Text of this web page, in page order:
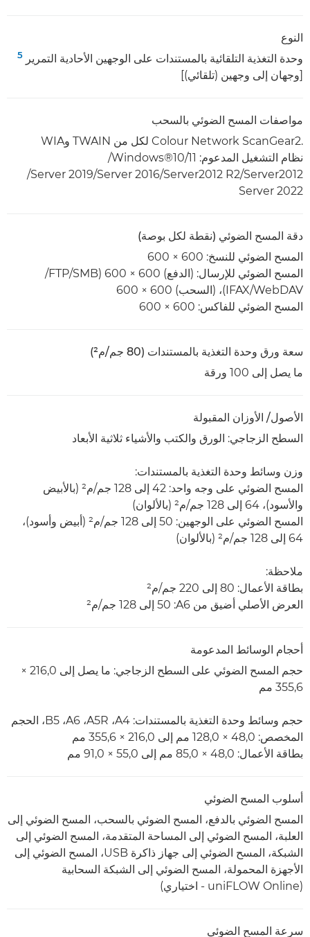
النوع
وحدة التغذية التلقائية بالمستندات على الوجهين الأحادية التمرير 5
[وجهان إلى وجهين (تلقائي)]
مواصفات المسح الضوئي بالسحب
Colour Network ScanGear2.‎ لكل من TWAIN وWIA
نظام التشغيل المدعوم: Windows®10/11/‏
Server2012‏/Server2012 R2‏/Server 2016/‏Server 2019/‏
Server 2022
دقة المسح الضوئي (نقطة لكل بوصة)
المسح الضوئي للنسخ: 600 × 600
المسح الضوئي للإرسال: (الدفع) 600 × 600 (SMB/‏FTP/‏
WebDAV/‏IFAX)، (السحب) 600 × 600
المسح الضوئي للفاكس: 600 × 600
سعة ورق وحدة التغذية بالمستندات (80 جم/م²)
ما يصل إلى 100 ورقة
الأصول/ الأوزان المقبولة
السطح الزجاجي: الورق والكتب والأشياء ثلاثية الأبعاد
وزن وسائط وحدة التغذية بالمستندات:
المسح الضوئي على وجه واحد: 42 إلى 128 جم/م² (بالأبيض
والأسود)، 64 إلى 128 جم/م² (بالألوان)
المسح الضوئي على الوجهين: 50 إلى 128 جم/م²‏ (أبيض وأسود)،
64 إلى 128 جم/م² (بالألوان)
ملاحظة:
بطاقة الأعمال: 80 إلى 220 جم/م²
العرض الأصلي أضيق من A6‏: 50 إلى 128 جم/م²
أحجام الوسائط المدعومة
حجم المسح الضوئي على السطح الزجاجي: ما يصل إلى 216,0 ×
حجم وسائط وحدة التغذية بالمستندات: A4،‏ A5R،‏ A6، ‏B5، الحجم
المخصص: 48,0 × 128,0 مم إلى 216,0 × 355,6 مم
بطاقة الأعمال: 48,0 × 85,0 مم إلى 55,0 ×‏ 91,0 مم
أسلوب المسح الضوئي
المسح الضوئي بالدفع، المسح الضوئي بالسحب، المسح الضوئي إلى
العلبة، المسح الضوئي إلى المساحة المتقدمة، المسح الضوئي إلى
الشبكة، المسح الضوئي إلى جهاز ذاكرة USB، المسح الضوئي إلى
الأجهزة المحمولة، المسح الضوئي إلى الشبكة السحابية
(uniFLOW Online - اختياري)
سرعة المسح الضوئي